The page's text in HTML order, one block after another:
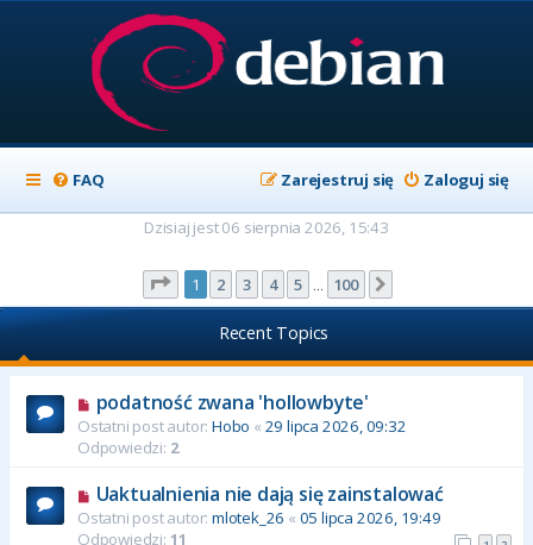
FAQ Zaloguj się
Zarejestruj się
Dzisiaj jest 06 sierpnia 2026, 15:43
Strona z100
1 2 3 4 5 100
Recent Topics
podatność zwana 'hollowbyte'
Ostatni post autor: Hobo « 29 lipca 2026, 09:32
Odpowiedzi: 2
Uaktualnienia nie dają się zainstalować
Ostatni post autor: mlotek_26 « 05 lipca 2026, 19:49
Odpowiedzi: 11